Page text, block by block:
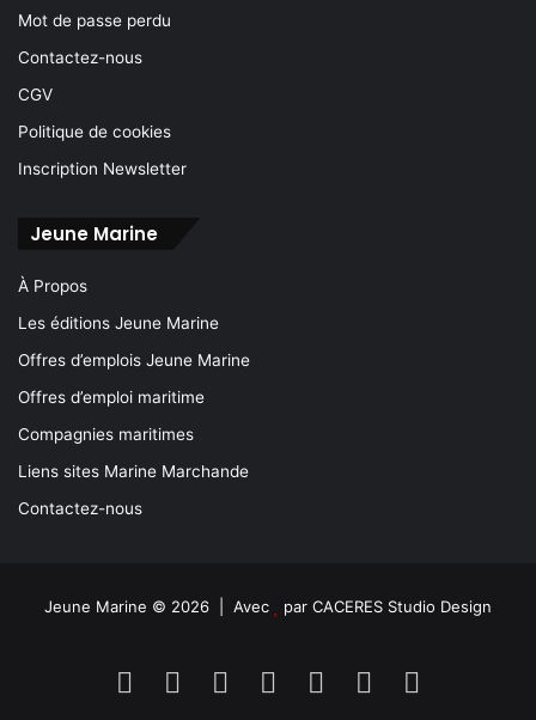
Mot de passe perdu
Contactez-nous
CGV
Politique de cookies
Inscription Newsletter
Jeune Marine
À Propos
Les éditions Jeune Marine
Offres d’emplois Jeune Marine
Offres d’emploi maritime
Compagnies maritimes
Liens sites Marine Marchande
Contactez-nous
Jeune Marine © 2026 | Avec par CACERES Studio Design
FacebookLinkedinYouTubeInstagram
Spotify